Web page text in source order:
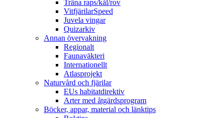
Träna raps/kål/rov
VitfjärilarSpeed
Juvela vingar
Quizarkiv
Annan övervakning
Regionalt
Faunaväkteri
Internationellt
Atlasprojekt
Naturvård och fjärilar
EUs habitatdirektiv
Arter med åtgärdsprogram
Böcker, appar, material och länktips